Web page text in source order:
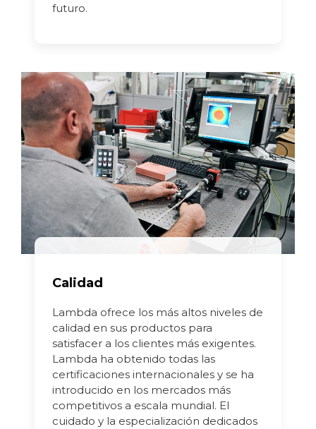
futuro.
Calidad
Lambda ofrece los más altos niveles de
calidad en sus productos para
satisfacer a los clientes más exigentes.
Lambda ha obtenido todas las
certificaciones internacionales y se ha
introducido en los mercados más
competitivos a escala mundial. El
cuidado y la especialización dedicados